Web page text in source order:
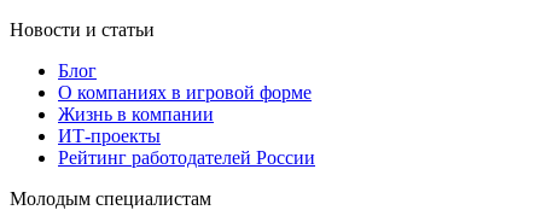
Новости и статьи
Блог
О компаниях в игровой форме
Жизнь в компании
ИТ-проекты
Рейтинг работодателей России
Молодым специалистам